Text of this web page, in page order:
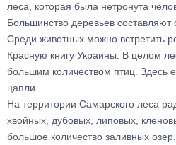
леса, которая была нетронута
Большинство деревьев
Среди животных можно встретить
Красную книгу Украины. В целом
большим количеством птиц. Здесь
цапли.
На территории Самарского леса
хвойных, дубовых, липовых,
большое количество заливных